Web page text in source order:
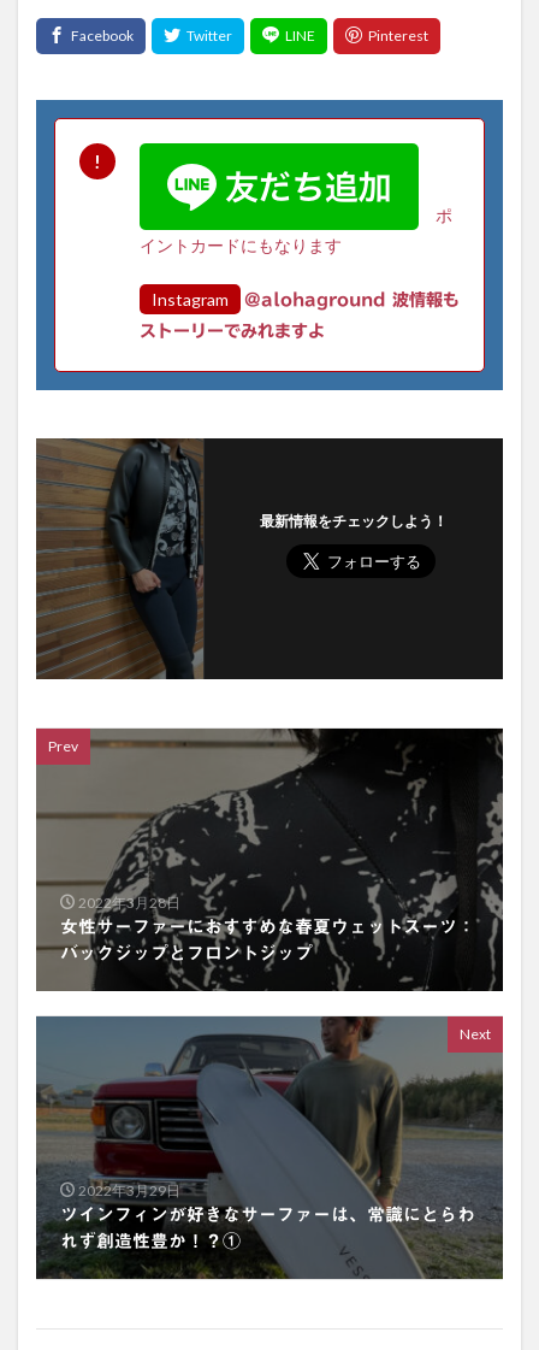
ポ
イントカードにもなります
Instagram
@alohaground 波情報も
ストーリーでみれますよ
最新情報をチェックしよう！
Prev
2022年3月28日
女性サーファーにおすすめな春夏ウェットスーツ：
バックジップとフロントジップ
Next
2022年3月29日
ツインフィンが好きなサーファーは、常識にとらわ
れず創造性豊か！？①